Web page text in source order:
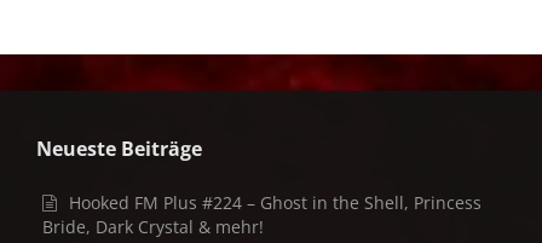
Neueste Beiträge
Hooked FM Plus #224 – Ghost in the Shell, Princess
Bride, Dark Crystal & mehr!